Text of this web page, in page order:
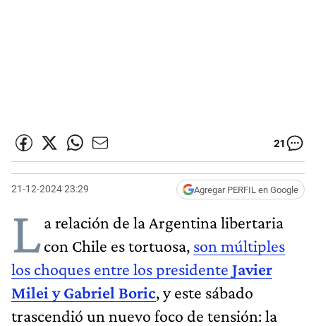
21
21-12-2024 23:29 Agregar PERFIL en Google
La relación de la Argentina libertaria
con Chile es tortuosa, son múltiples
los choques entre los presidente Javier
Milei y Gabriel Boric, y este sábado
trascendió un nuevo foco de tensión: la